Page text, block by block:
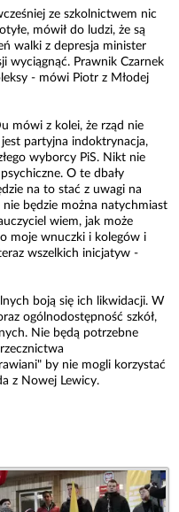
ze szkolnictwem nic
mówił do ludzi, że są
walki z depresja minister
wyciągnąć. Prawnik Czarnek
- mówi Piotr z Młodej
mówi z kolei, że rząd nie
partyjna indoktrynacja,
wyborcy PiS. Nikt nie
O te dbały
na to stać z uwagi na
będzie można natychmiast
wiem, jak może
moje wnuczki i kolegów i
wszelkich inicjatyw -
boją się ich likwidacji. W
ogólnodostępność szkół,
Nie będą potrzebne
by nie mogli korzystać
z Nowej Lewicy.